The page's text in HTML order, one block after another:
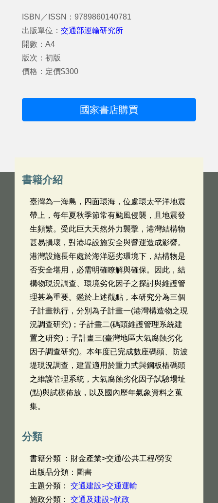
ISBN／ISSN：9789860140781
出版單位： 交通部運輸研究所
開數：A4
版次：初版
價格：定價$300
國家書店購買
書籍介紹
臺灣為一海島，四面環海，位處環太平洋地震
帶上，每年夏秋季節常有颱風侵襲，且地震發
生頻繁。受此巨大天然外力襲擊，港灣結構物
甚易損壞，對港埠設施安全與營運造成影響。
港灣設施長年處於海洋惡劣環境下，結構物是
否安全堪用，必需明確瞭解與確保。因此，結
構物現況調查、環境劣化因子之探討與維護管
理甚為重要。鑑於上述觀點，本研究分為三個
子計畫執行，分別為子計畫一(港灣構造物之現
況調查研究)；子計畫二(碼頭維護管理系統建
置之研究)；子計畫三(臺灣地區大氣腐蝕劣化
因子調查研究)。本年度已完成數座碼頭、防波
堤現況調查，建置適用於重力式與鋼板樁碼頭
之維護管理系統，大氣腐蝕劣化因子試驗場址
(點)與試樣佈放，以及國內歷年氣象資料之蒐
集。
分類
書籍分類 ：財金產業>交通/公共工程/勞安
出版品分類：圖書
主題分類： 交通建設>交通運輸
施政分類： 交通及建設>航政